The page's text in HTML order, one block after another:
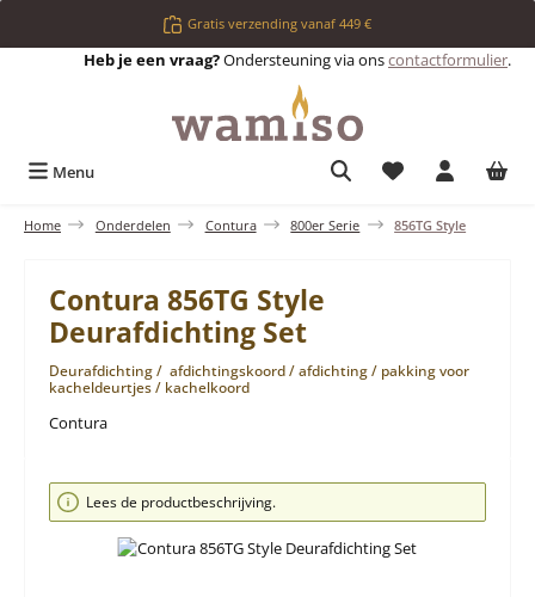
Ga naar de hoofdinhoudGratis verzending vanaf 449 €
Heb je een vraag?Ondersteuning via onscontactformulier.
Menu Je hebt 0 items
Home Onderdelen Contura 800er Serie 856TG Style
Contura 856TG Style
Deurafdichting Set
Deurafdichting / afdichtingskoord / afdichting / pakking voor
kacheldeurtjes / kachelkoord
Contura
Afbeeldingengalerij overslaan
Lees de productbeschrijving.